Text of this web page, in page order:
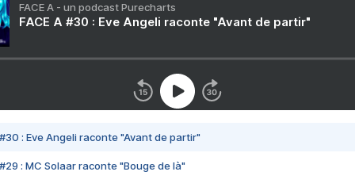
FACE A - un podcast Purecharts
FACE A #30 : Eve Angeli raconte "Avant de partir"
#30 : Eve Angeli raconte "Avant de partir"
#29 : MC Solaar raconte "Bouge de là"